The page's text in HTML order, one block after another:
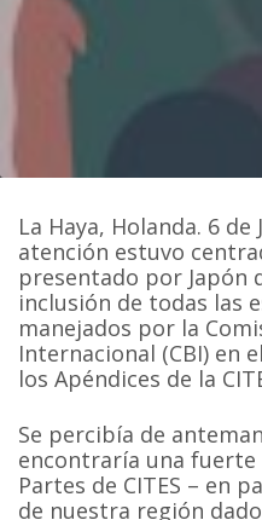
La Haya, Holanda. 6 de
atención estuvo
presentado por Japón
inclusión de todas las
manejados por la
Internacional (CBI) en
los Apéndices de la
Se percibía de
encontraría una
Partes de CITES – en
de nuestra región